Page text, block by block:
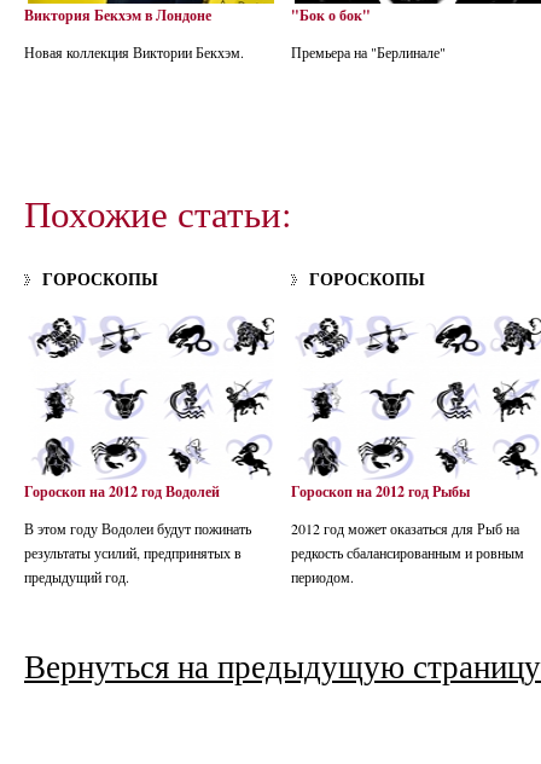
Виктория Бекхэм в Лондоне
Новая коллекция Виктории Бекхэм.
"Бок о бок"
Премьера на "Берлинале"
Похожие статьи:
ГОРОСКОПЫ
Гороскоп на 2012 год Водолей
В этом году Водолеи будут пожинать
результаты усилий, предпринятых в
предыдущий год.
ГОРОСКОПЫ
Гороскоп на 2012 год Рыбы
2012 год может оказаться для Рыб на
редкость сбалансированным и ровным
периодом.
Вернуться на предыдущую страницу